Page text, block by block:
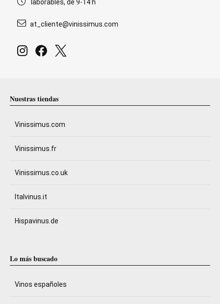
laborables, de 9-14 h
at_cliente@vinissimus.com
Nuestras tiendas
Vinissimus.com
Vinissimus.fr
Vinissimus.co.uk
Italvinus.it
Hispavinus.de
Lo más buscado
Vinos españoles